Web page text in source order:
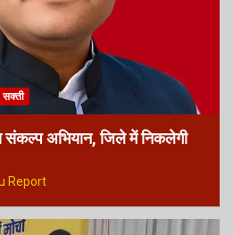
सक्ती
संकल्प अभियान, जिले में निकलेगी
Report